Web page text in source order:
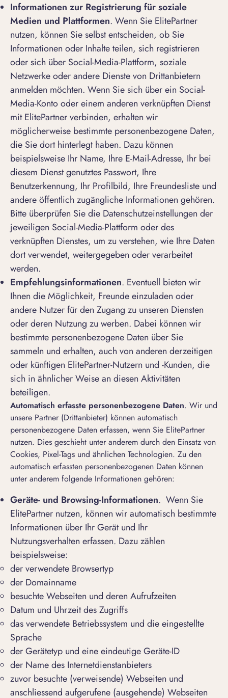
Informationen zur Registrierung für soziale
Medien und Plattformen. Wenn Sie ElitePartner
nutzen, können Sie selbst entscheiden, ob Sie
Informationen oder Inhalte teilen, sich registrieren
oder sich über Social-Media-Plattform, soziale
Netzwerke oder andere Dienste von Drittanbietern
anmelden möchten. Wenn Sie sich über ein Social-
Media-Konto oder einem anderen verknüpften Dienst
mit ElitePartner verbinden, erhalten wir
möglicherweise bestimmte personenbezogene Daten,
die Sie dort hinterlegt haben. Dazu können
beispielsweise Ihr Name, Ihre E-Mail-Adresse, Ihr bei
diesem Dienst genutztes Passwort, Ihre
Benutzerkennung, Ihr Profilbild, Ihre Freundesliste und
andere öffentlich zugängliche Informationen gehören.
Bitte überprüfen Sie die Datenschutzeinstellungen der
jeweiligen Social-Media-Plattform oder des
verknüpften Dienstes, um zu verstehen, wie Ihre Daten
dort verwendet, weitergegeben oder verarbeitet
werden.
Empfehlungsinformationen. Eventuell bieten wir
Ihnen die Möglichkeit, Freunde einzuladen oder
andere Nutzer für den Zugang zu unseren Diensten
oder deren Nutzung zu werben. Dabei können wir
bestimmte personenbezogene Daten über Sie
sammeln und erhalten, auch von anderen derzeitigen
oder künftigen ElitePartner-Nutzern und -Kunden, die
sich in ähnlicher Weise an diesen Aktivitäten
beteiligen.
Automatisch erfasste personenbezogene Daten. Wir und
unsere Partner (Drittanbieter) können automatisch
personenbezogene Daten erfassen, wenn Sie ElitePartner
nutzen. Dies geschieht unter anderem durch den Einsatz von
Cookies, Pixel-Tags und ähnlichen Technologien. Zu den
automatisch erfassten personenbezogenen Daten können
unter anderem folgende Informationen gehören:
Geräte- und Browsing-Informationen. Wenn Sie
ElitePartner nutzen, können wir automatisch bestimmte
Informationen über Ihr Gerät und Ihr
Nutzungsverhalten erfassen. Dazu zählen
beispielsweise:
der verwendete Browsertyp
der Domainname
besuchte Webseiten und deren Aufrufzeiten
Datum und Uhrzeit des Zugriffs
das verwendete Betriebssystem und die eingestellte
Sprache
der Gerätetyp und eine eindeutige Geräte-ID
der Name des Internetdienstanbieters
zuvor besuchte (verweisende) Webseiten und
anschliessend aufgerufene (ausgehende) Webseiten